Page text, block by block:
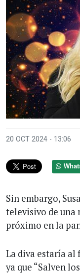
20 OCT 2024 - 13:06
Sin embargo,
televisivo de una
próximo en la
La diva estaría al
ya que “Salven